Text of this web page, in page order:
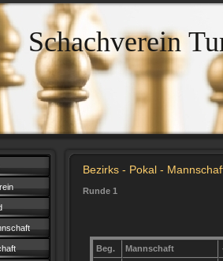
Schachverein
Bezirks - Pokal -
Runde 1
Beg. Mannschaft